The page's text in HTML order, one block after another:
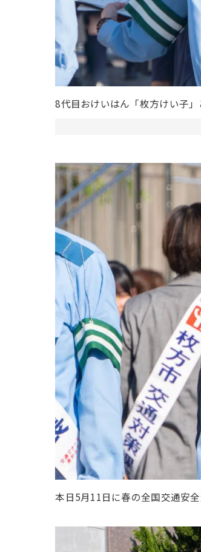
8代目おけいはん「枚方けい子」
本日5月11日に春の全国交通安